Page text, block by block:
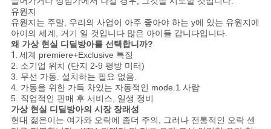
PRIVACY
POLICY
유원지
유원지는 주말, 우리의 사업이 아주 좋아야 하는 y에 있는 유원지에
아이의 세계, 거기 일 것입니다 많은 아이들 갑니다입니다.
왜 가상 현실 디딜방아를 선택합니까?
1. 세계 premiere+Exclusive 특징
2. 소기업 위치 (단지 2-9 평방 미터)
3. 무선 가동. 설치하는 필요 없음.
4. 가동을 위한 가득 차있는 자동적인 mode.1 사람
5. 직업적인 판매 후 서비스, 일생 정비
가상 현실 디딜방아의 시장 장래성
현대 젊은이는 여가와 오락에 좀더 주의, 그러나 전통적인 오락 센